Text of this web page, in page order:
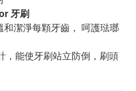
牙刷
潔淨每顆牙齒， 呵護琺瑯
，能使牙刷站立防倒，刷頭